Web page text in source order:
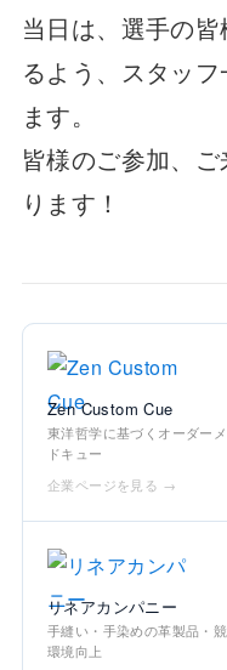
当日は、選手の
るよう、スタッ
ます。
皆様のご参加、
ります！
Zen Custom Cue
東洋哲学に基づくオーダー
ドキュー
企業ページを見る →
リネアカンパニー
手縫い・手染めの革製品・
環境向上